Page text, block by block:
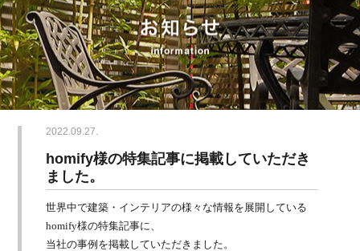
2022.09.27.
homify様の特集記事に掲載していただき
ました。
世界中で建築・インテリアの様々な情報を展開している
homify様の特集記事に、
当社の事例を掲載していただきました。